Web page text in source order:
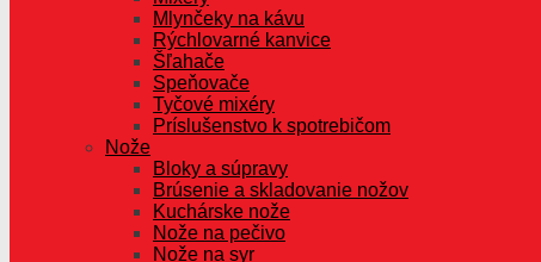
Mlynčeky na kávu
Rýchlovarné kanvice
Šľahače
Speňovače
Tyčové mixéry
Príslušenstvo k spotrebičom
Nože
Bloky a súpravy
Brúsenie a skladovanie nožov
Kuchárske nože
Nože na pečivo
Nože na syr